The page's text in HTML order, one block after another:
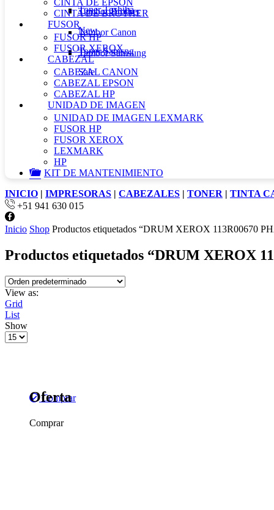
Toner Toshiba
New
Toner Samsng
Sale
Comprar
Tambor Brother
Tambor Canon
Tambor Samsung
Oferta
Comprar
CINTA DE EPSON
CINTA DE BROTHER
FUSOR
FUSOR HP
FUSOR XEROX
CABEZAL
CABEZAL CANON
CABEZAL EPSON
CABEZAL HP
UNIDAD DE IMAGEN
UNIDAD DE IMAGEN LEXMARK
FUSOR HP
FUSOR XEROX
LEXMARK
HP
KIT DE MANTENIMIENTO
INICIO | IMPRESORAS | CABEZALES | TONER | TINTA
+51 941 630 015
Facebook
Inicio Shop Productos etiquetados “DRUM XEROX 113R00670
Productos etiquetados “DRUM XEROX
View as:
Grid
List
Show
Products